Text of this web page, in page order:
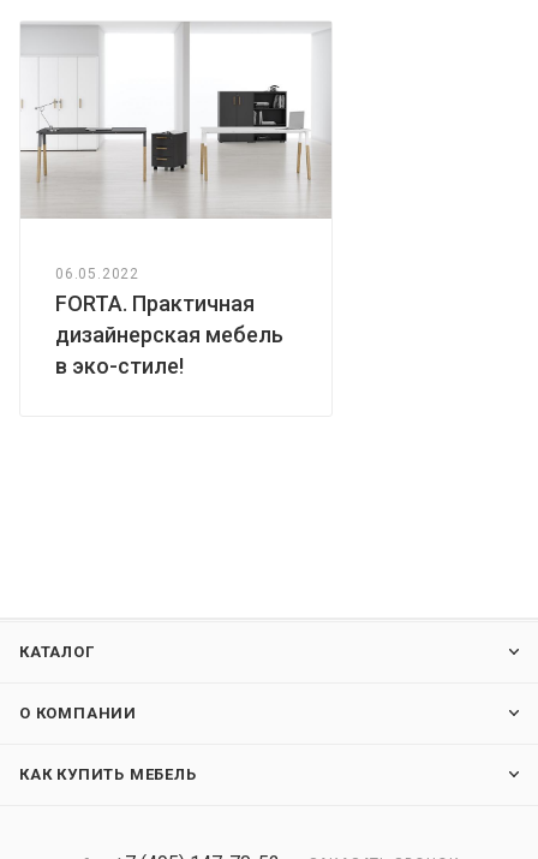
Надежная защита торцов всех элементов - кромка ПВХ 2
мм. Регулируемые опоры обеспечат столу устойчивость на
неровном полу.
06.05.2022
FORTA. Практичная
дизайнерская мебель
в эко-стиле!
КАТАЛОГ
О КОМПАНИИ
КАК КУПИТЬ МЕБЕЛЬ